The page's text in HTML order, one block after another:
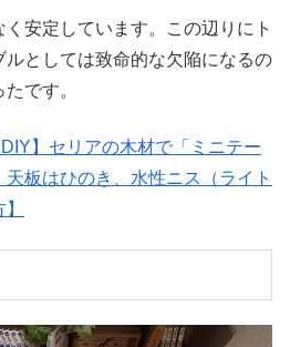
安定しています。この辺りにト
としては致命的な欠陥になるの
です。
DIY】セリアの木材で「ミニテー
板はひのき、水性ニス（ライト